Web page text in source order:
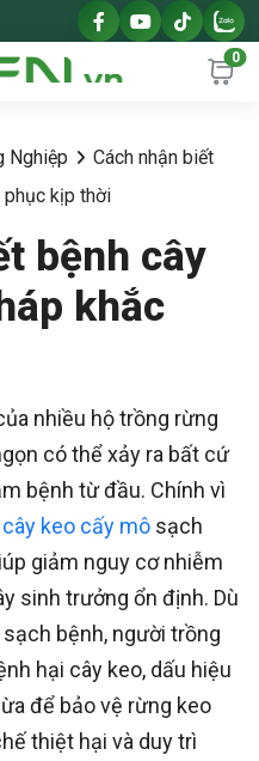
0
Nghiệp
Cách nhận biết
phục kịp thời
bệnh cây
khắc
nhiều hộ trồng rừng
có thể xảy ra bất cứ
bệnh từ đầu. Chính vì
cây keo cấy mô sạch
giảm nguy cơ nhiễm
sinh trưởng ổn định. Dù
bệnh, người trồng
hại cây keo, dấu hiệu
để bảo vệ rừng keo
thiệt hại và duy trì